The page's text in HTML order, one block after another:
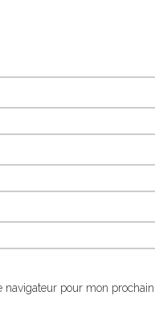
pour mon